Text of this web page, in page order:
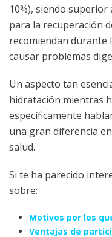
10%), siendo superior
para la recuperación
recomiendan durante
causar problemas
Un aspecto tan
hidratación mientras
específicamente
una gran diferencia
salud.
Si te ha parecido
sobre:
Motivos por los
Ventajas de